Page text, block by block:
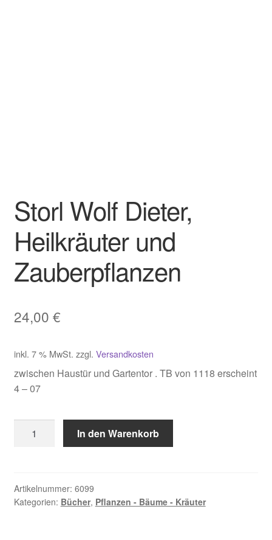
Storl Wolf Dieter,
Heilkräuter und
Zauberpflanzen
24,00 €
inkl. 7 % MwSt. zzgl. Versandkosten
zwischen Haustür und Gartentor . TB von 1118 erscheint
4 – 07
und
Zauberpflanzen
In den Warenkorb
Artikelnummer: 6099
Kategorien: Bücher, Pflanzen - Bäume - Kräuter